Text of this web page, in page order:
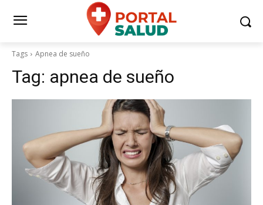
Tags Apnea de sueño
Tag: apnea de sueño